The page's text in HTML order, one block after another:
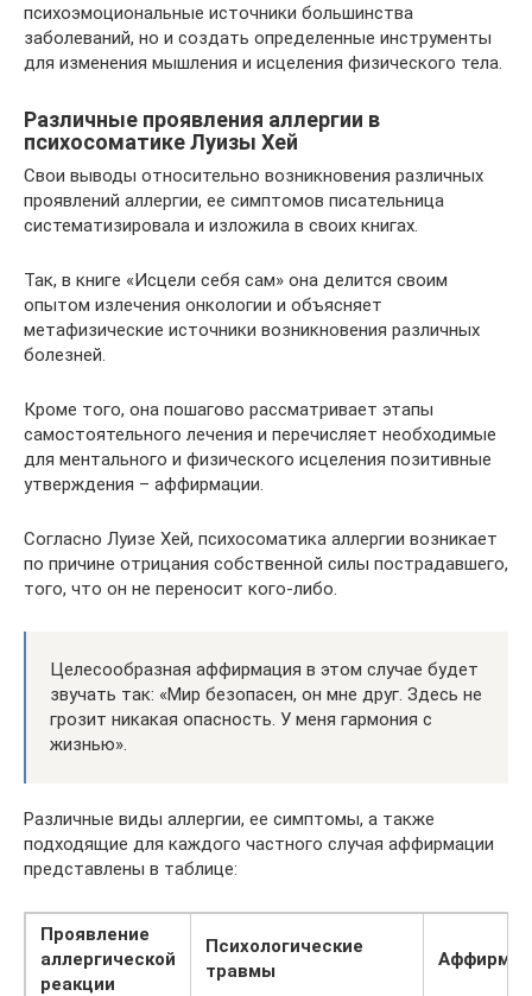
психоэмоциональные источники большинства
заболеваний, но и создать определенные инструменты
для изменения мышления и исцеления физического тела.
Различные проявления аллергии в
психосоматике Луизы Хей
Свои выводы относительно возникновения различных
проявлений аллергии, ее симптомов писательница
систематизировала и изложила в своих книгах.
Так, в книге «Исцели себя сам» она делится своим
опытом излечения онкологии и объясняет
метафизические источники возникновения различных
болезней.
Кроме того, она пошагово рассматривает этапы
самостоятельного лечения и перечисляет необходимые
для ментального и физического исцеления позитивные
утверждения – аффирмации.
Согласно Луизе Хей, психосоматика аллергии возникает
по причине отрицания собственной силы пострадавшего,
того, что он не переносит кого-либо.
Целесообразная аффирмация в этом случае будет
звучать так: «Мир безопасен, он мне друг. Здесь не
грозит никакая опасность. У меня гармония с
жизнью».
Различные виды аллергии, ее симптомы, а также
подходящие для каждого частного случая аффирмации
представлены в таблице:
Проявление
аллергической
реакции
Психологические
травмы